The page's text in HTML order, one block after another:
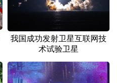
青海 宁夏
黑龙江
我国成功发射卫星互联网技
术试验卫星